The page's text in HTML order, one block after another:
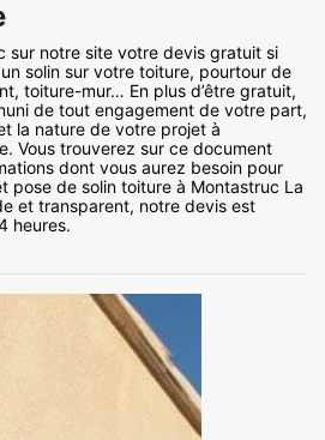
sur notre site votre devis gratuit si
solin sur votre toiture, pourtour de
toiture-mur… En plus d’être gratuit,
de tout engagement de votre part,
la nature de votre projet à
Vous trouverez sur ce document
dont vous aurez besoin pour
pose de solin toiture à Montastruc La
et transparent, notre devis est
heures.